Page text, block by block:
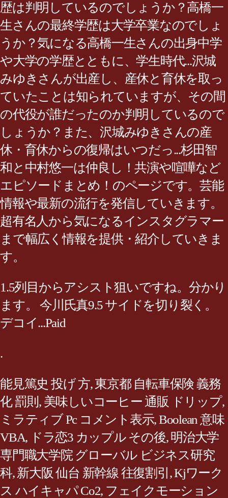
歴は判明しているのでしょうか？高橋一
生さんの最終学歴は大学卒業なのでしょ
うか？気になる高橋一生さんの出身中学
や大学の学歴とともに、学生時代...沢城
みゆきさんが出産し、産休と育休を取っ
ていたことは知られていますが、その間
の代役が誰だったのか判明しているので
しょうか？また、沢城みゆきさんの産
休・育休からの復帰はいつだっ...杉田智
和と中村悠一は仲良し！共演や喧嘩など
エピソードまとめ！のページです。芸能
情報や最新の流行を発信していきます。
超有名人から気になるインスタグラマー
まで幅広く情報を提供・紹介していきま
す。
1.5列目からアシスト狙いですね。分かり
ます。 今川氏真9.5 サイドを切り裂く。
デコイ...Paid
.
能見篤史 投げ 方,東京都 自転車保険 義務
化 罰則 , 美味しいコーヒー 通販 ドリップ,
ミラティブ Pc コメント表示,Boolean 意味
VBA, ドラ恋3 カップル その後,明治大学
専門職大学院 グローバル ビジネス研究
科,新大阪 仙台 新幹線 往復割引 ,Kjワーク
ス ハイキャパ Co2, フェイクモーション